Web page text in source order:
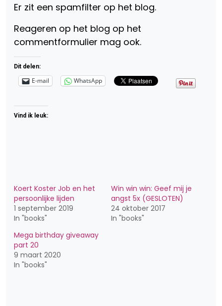
Er zit een spamfilter op het blog.
Reageren op het blog op het
commentformulier mag ook.
Dit delen:
E-mail WhatsApp
Vind ik leuk:
Koert Koster Job en het
persoonlijke lijden
1 september 2019
In "books"
Win win win: Geef mij je
angst 5x (GESLOTEN)
24 oktober 2017
In "books"
Mega birthday giveaway
part 20
9 maart 2020
In "books"